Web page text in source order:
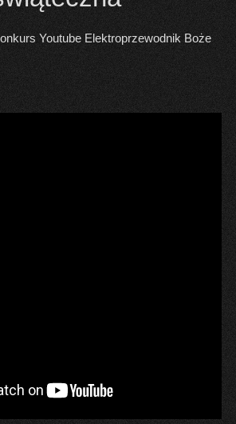
Youtube Elektroprzewodnik Boże